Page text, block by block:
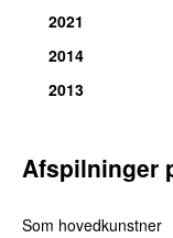
2021
2014
2013
Afspilninger
Som hovedkunstner